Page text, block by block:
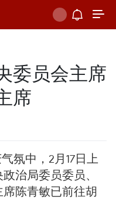
委员会主席
席
氛中，2月17日上
治局委员委员、
陈青敏已前往胡